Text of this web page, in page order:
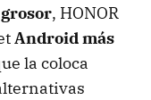
, HONOR
Android más
la coloca